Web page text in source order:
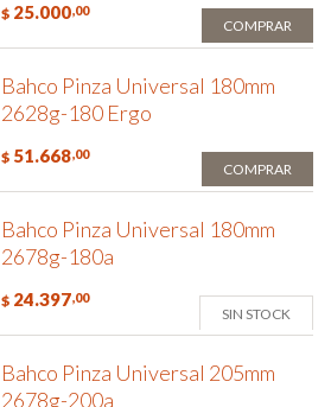
$ 25.000,00
COMPRAR
Bahco Pinza Universal 180mm
2628g-180 Ergo
$ 51.668,00
COMPRAR
Bahco Pinza Universal 180mm
2678g-180a
$ 24.397,00
SIN STOCK
Bahco Pinza Universal 205mm
2678g-200a